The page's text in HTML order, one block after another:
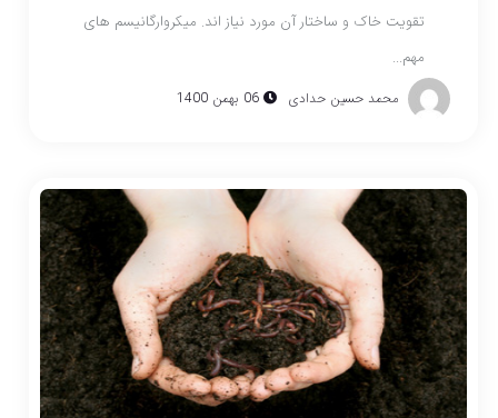
تقویت خاک و ساختار آن مورد نیاز اند. میکروارگانیسم های
مهم...
محمد حسین حدادی 06 بهمن 1400